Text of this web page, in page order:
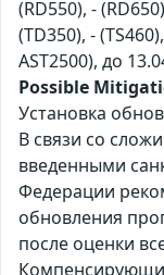
(RD550), -
(TD350), -
AST2500), до
Possible
Установка
В связи со
введенными
Федерации
обновления
после оценки